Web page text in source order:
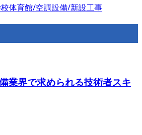
体育館/空調設備/新設工事
業界で求められる技術者スキ